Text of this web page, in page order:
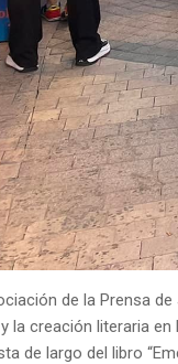
de la Prensa
la creación literaria
de largo del libro